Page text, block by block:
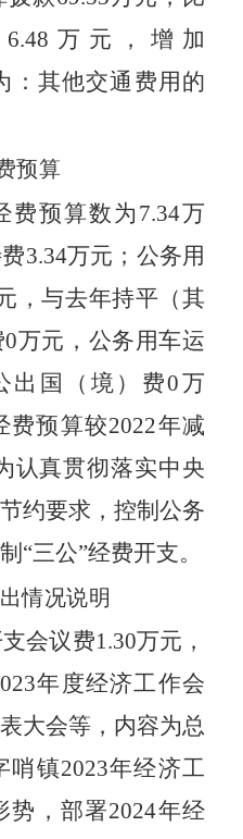
6.48 万元，增加
其他交通费用的
预算
费预算数为 7.34万
3.34万元 ； 公务用
，与去年持平 （其
万元，公务用车运
出国（境）费0万
费预算较2022年减
认真贯彻落实中央
约要求， 控制公务
“三公”经费开支。
情况说明
会议费1.30万元，
3年度经济工作会
大会等，内容为总
哨镇2023年经济工
势，部署2024年经